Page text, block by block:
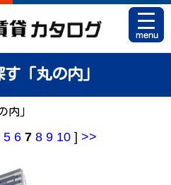
「丸の内」
内」
5 6 7 8 9 10 ]>>